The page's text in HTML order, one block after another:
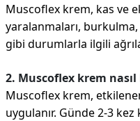
Muscoflex krem, kas ve
yaralanmaları, burkulma,
gibi durumlarla ilgili
2. Muscoflex krem nasıl
Muscoflex krem,
uygulanır. Günde 2-3 kez